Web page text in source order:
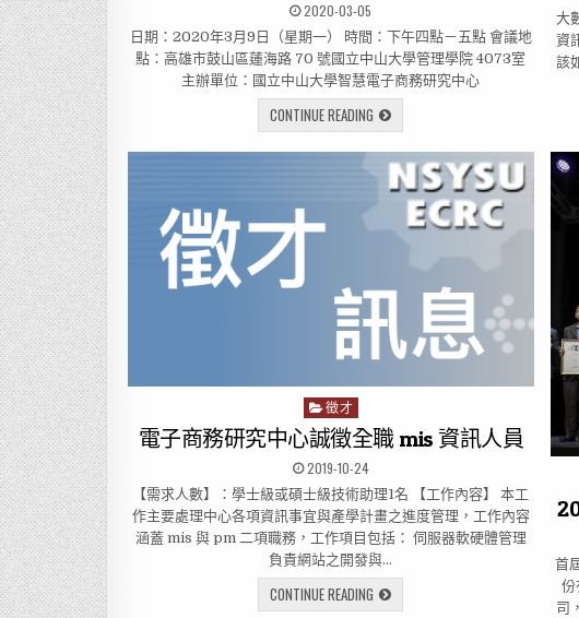
e
d
i
n
2020-03-05
日期：2020年3月9日（星期一） 時間：下午四點－五點 會議地
點：高雄市鼓山區蓮海路 70 號國立中山大學管理學院 4073室
主辦單位：國立中山大學智慧電子商務研究中心
CONTINUE READING
大
資
該
P
o
s
t
e
d
i
n
徵才
電子商務研究中心誠徵全職 mis 資訊人員
2019-10-24
【需求人數】：學士級或碩士級技術助理1名 【工作內容】 本工
作主要處理中心各項資訊事宜與產學計畫之進度管理，工作內容
涵蓋 mis 與 pm 二項職務，工作項目包括： 伺服器軟硬體管理
負責網站之開發與…
CONTINUE READING
首
份
司